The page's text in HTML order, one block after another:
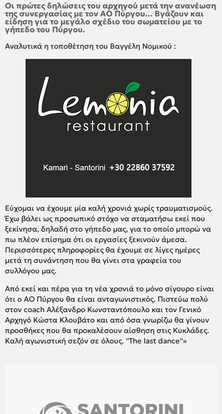
Οι πρώτες δηλώσεις του αρχηγού μετά την ανανέωση
της συνεργασίας με τον ΑΟ Πύργου... Βγάζουν και
είδηση για το μεγάλο σχέδιο του σωματείου με το
γήπεδο του Πύργου.
Αναλυτικά η τοποθέτηση του Βαγγέλη Νομικού :
Εύχομαι να έχουμε μία καλή χρονιά χωρίς τραυματισμούς.
Έχω βάλει ως προσωπικό στόχο να σταματήσω εκεί που
ξεκίνησα, δηλαδή στο γήπεδο μας, για το οποίο μπορώ να
πω πλέον επίσημα ότι οι εργασίες ξεκινούν άμεσα.
Περισσότερες πληροφορίες θα έχουμε σε λίγες ημέρες
μετά τη συνάντηση που θα γίνει στα γραφεία του
συλλόγου μας.
Από εκεί και πέρα για τη νέα χρονιά το μόνο σίγουρο είναι
ότι ο ΑΟ Πύργου θα είναι ανταγωνιστικός. Πιστεύω πολύ
στον coach Αλέξανδρο Κωνσταντόπουλο και τον Γενικό
Αρχηγό Κώστα Κλουβάτο και από όσα γνωρίζω θα γίνουν
προσθήκες που θα προκαλέσουν αίσθηση στις Κυκλάδες.
Καλή αγωνιστική σεζόν σε όλους. ''The last dance''»